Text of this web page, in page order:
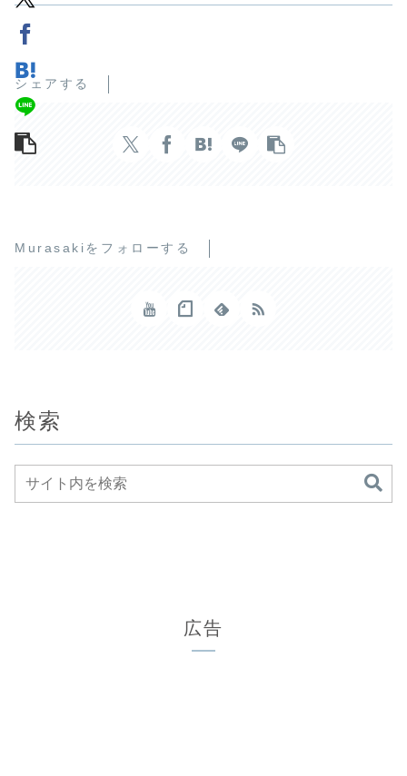
シェアする
Murasakiをフォローする
検索
広告